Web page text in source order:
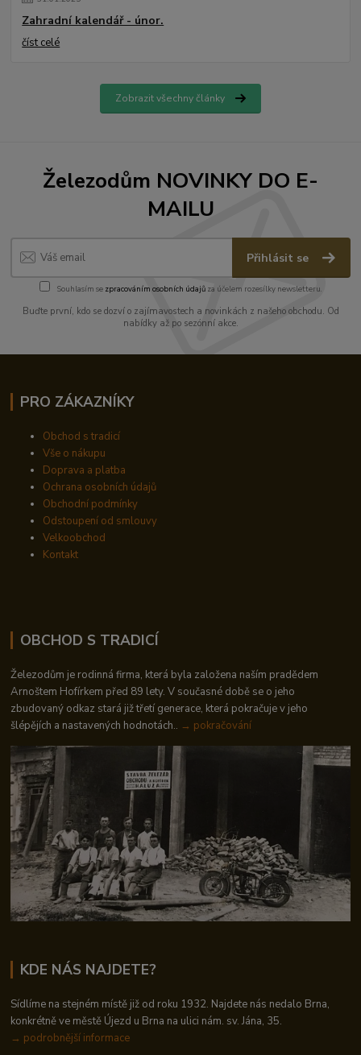
Zahradní kalendář - únor.
číst celé
Zobrazit všechny články
Železodům NOVINKY DO E-
MAILU
Přihlásit se
Souhlasím se zpracováním osobních údajůza účelem rozesílky newsletteru.
Buďte první, kdo se dozví o zajímavostech a novinkách z našeho obchodu. Od
nabídky až po sezónní akce.
PRO ZÁKAZNÍKY
Obchod s tradicí
Vše o nákupu
Doprava a platba
Ochrana osobních údajů
Obchodní podmínky
Odstoupení od smlouvy
Velkoobchod
Kontakt
OBCHOD S TRADICÍ
Železodům je rodinná firma, která byla založena naším pradědem
Arnoštem Hofírkem před 89 lety. V současné době se o jeho
zbudovaný odkaz stará již třetí generace, která pokračuje v jeho
šlépějích a nastavených hodnotách.. → pokračování
KDE NÁS NAJDETE?
Sídlíme na stejném místě již od roku 1932. Najdete nás nedalo Brna,
konkrétně ve městě Újezd u Brna na ulici nám. sv. Jána, 35.
→ podrobnější informace